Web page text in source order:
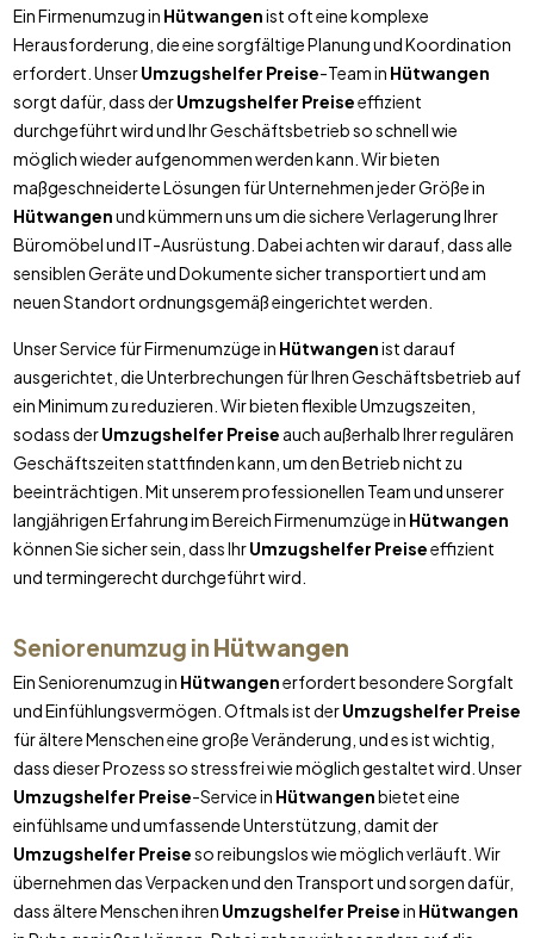
Ein Firmenumzug in Hütwangenist oft eine komplexe
Herausforderung, die eine sorgfältige Planung und Koordination
erfordert. UnserUmzugshelfer Preise-Team in Hütwangen
sorgt dafür, dass derUmzugshelfer Preiseeffizient
durchgeführt wird und Ihr Geschäftsbetrieb so schnell wie
möglich wieder aufgenommen werden kann. Wir bieten
maßgeschneiderte Lösungen für Unternehmen jeder Größe in
Hütwangenund kümmern uns um die sichere Verlagerung Ihrer
Büromöbel und IT-Ausrüstung. Dabei achten wir darauf, dass alle
sensiblen Geräte und Dokumente sicher transportiert und am
neuen Standort ordnungsgemäß eingerichtet werden.
Unser Service für Firmenumzüge in Hütwangenist darauf
ausgerichtet, die Unterbrechungen für Ihren Geschäftsbetrieb auf
ein Minimum zu reduzieren. Wir bieten flexible Umzugszeiten,
sodass derUmzugshelfer Preise auch außerhalb Ihrer regulären
Geschäftszeiten stattfinden kann, um den Betrieb nicht zu
beeinträchtigen. Mit unserem professionellen Team und unserer
langjährigen Erfahrung im Bereich Firmenumzüge in Hütwangen
können Sie sicher sein, dass IhrUmzugshelfer Preiseeffizient
und termingerecht durchgeführt wird.
Seniorenumzug in Hütwangen
Ein Seniorenumzug in Hütwangenerfordert besondere Sorgfalt
und Einfühlungsvermögen. Oftmals ist derUmzugshelfer Preise
für ältere Menschen eine große Veränderung, und es ist wichtig,
dass dieser Prozess so stressfrei wie möglich gestaltet wird. Unser
Umzugshelfer Preise-Service in Hütwangenbietet eine
einfühlsame und umfassende Unterstützung, damit der
Umzugshelfer Preiseso reibungslos wie möglich verläuft. Wir
übernehmen das Verpacken und den Transport und sorgen dafür,
dass ältere Menschen ihren Umzugshelfer Preisein Hütwangen